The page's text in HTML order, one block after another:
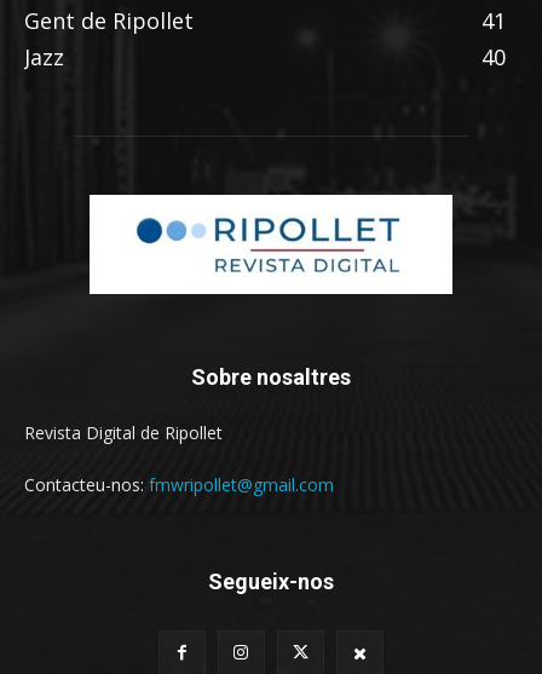
Gent de Ripollet
41
Jazz
40
Sobre nosaltres
Revista Digital de Ripollet
Contacteu-nos: fmwripollet@gmail.com
Segueix-nos